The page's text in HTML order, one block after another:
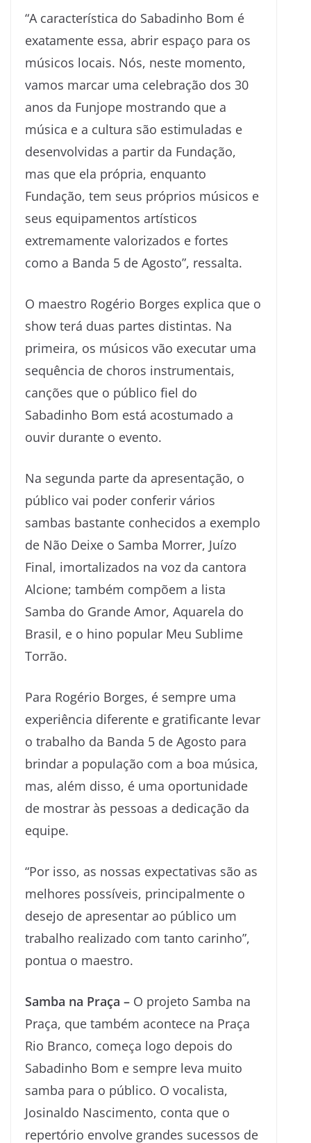
“A característica do Sabadinho Bom é
exatamente essa, abrir espaço para os
músicos locais. Nós, neste momento,
vamos marcar uma celebração dos 30
anos da Funjope mostrando que a
música e a cultura são estimuladas e
desenvolvidas a partir da Fundação,
mas que ela própria, enquanto
Fundação, tem seus próprios músicos e
seus equipamentos artísticos
extremamente valorizados e fortes
como a Banda 5 de Agosto”, ressalta.
O maestro Rogério Borges explica que o
show terá duas partes distintas. Na
primeira, os músicos vão executar uma
sequência de choros instrumentais,
canções que o público fiel do
Sabadinho Bom está acostumado a
ouvir durante o evento.
Na segunda parte da apresentação, o
público vai poder conferir vários
sambas bastante conhecidos a exemplo
de Não Deixe o Samba Morrer, Juízo
Final, imortalizados na voz da cantora
Alcione; também compõem a lista
Samba do Grande Amor, Aquarela do
Brasil, e o hino popular Meu Sublime
Torrão.
Para Rogério Borges, é sempre uma
experiência diferente e gratificante levar
o trabalho da Banda 5 de Agosto para
brindar a população com a boa música,
mas, além disso, é uma oportunidade
de mostrar às pessoas a dedicação da
equipe.
“Por isso, as nossas expectativas são as
melhores possíveis, principalmente o
desejo de apresentar ao público um
trabalho realizado com tanto carinho”,
pontua o maestro.
Samba na Praça – O projeto Samba na
Praça, que também acontece na Praça
Rio Branco, começa logo depois do
Sabadinho Bom e sempre leva muito
samba para o público. O vocalista,
Josinaldo Nascimento, conta que o
repertório envolve grandes sucessos de